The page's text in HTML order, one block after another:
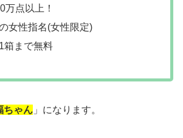
万点以上！
女性指名(女性限定)
箱まで無料
ちゃん 」になります。